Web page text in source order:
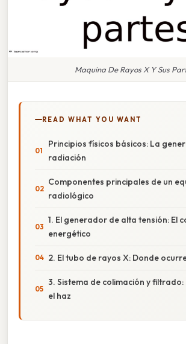
Maquina De Rayos X Y Sus
READ WHAT YOU WANT
Principios físicos básicos: La
radiación
Componentes principales de un
radiológico
1. El generador de alta tensión: El
energético
2. El tubo de rayos X: Donde
3. Sistema de colimación y filtrado:
el haz